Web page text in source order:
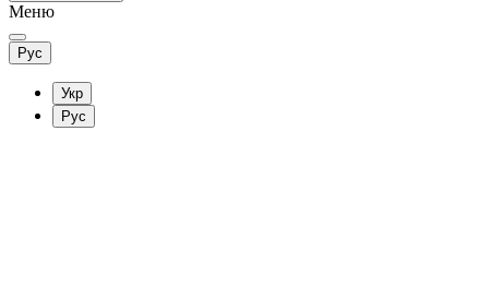
Меню
Рус
Укр
Рус